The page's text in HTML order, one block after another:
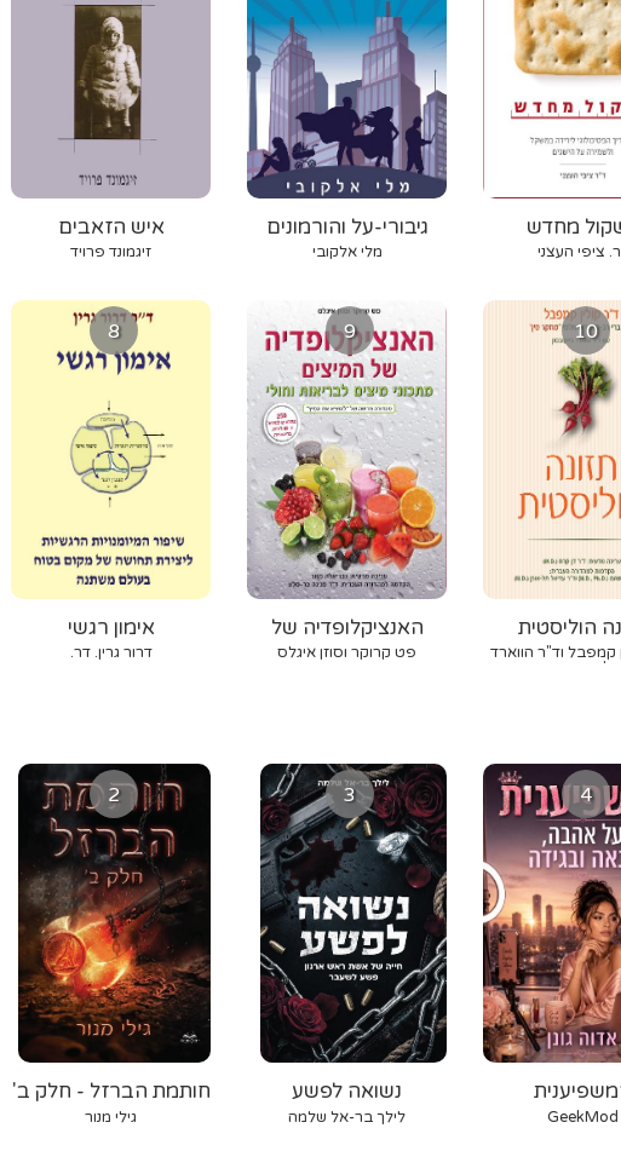
איש הזאבים
זיגמונד פרויד
גיבורי-על והורמונים
מלי אלקובי
מחדש
ציפי העצני
8
אימון רגשי
דרור גרין. דר.
9
האנציקלופדיה של
המיצים
פט קרוקר וסוזן איגלס
10
הוליסטית
קמפבל וד"ר הווארד
ג'ייקובסון
2
חותמת הברזל - חלק ב'
גילי מנור
3
נשואה לפשע
לילך בר-אל שלמה
4
GeekMod